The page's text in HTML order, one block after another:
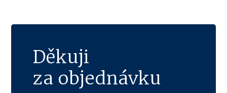
Děkuji
za objednávku